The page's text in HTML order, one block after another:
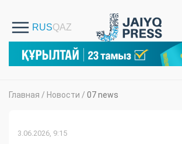
Главная / Новости / 07 news
3.06.2026, 9:15